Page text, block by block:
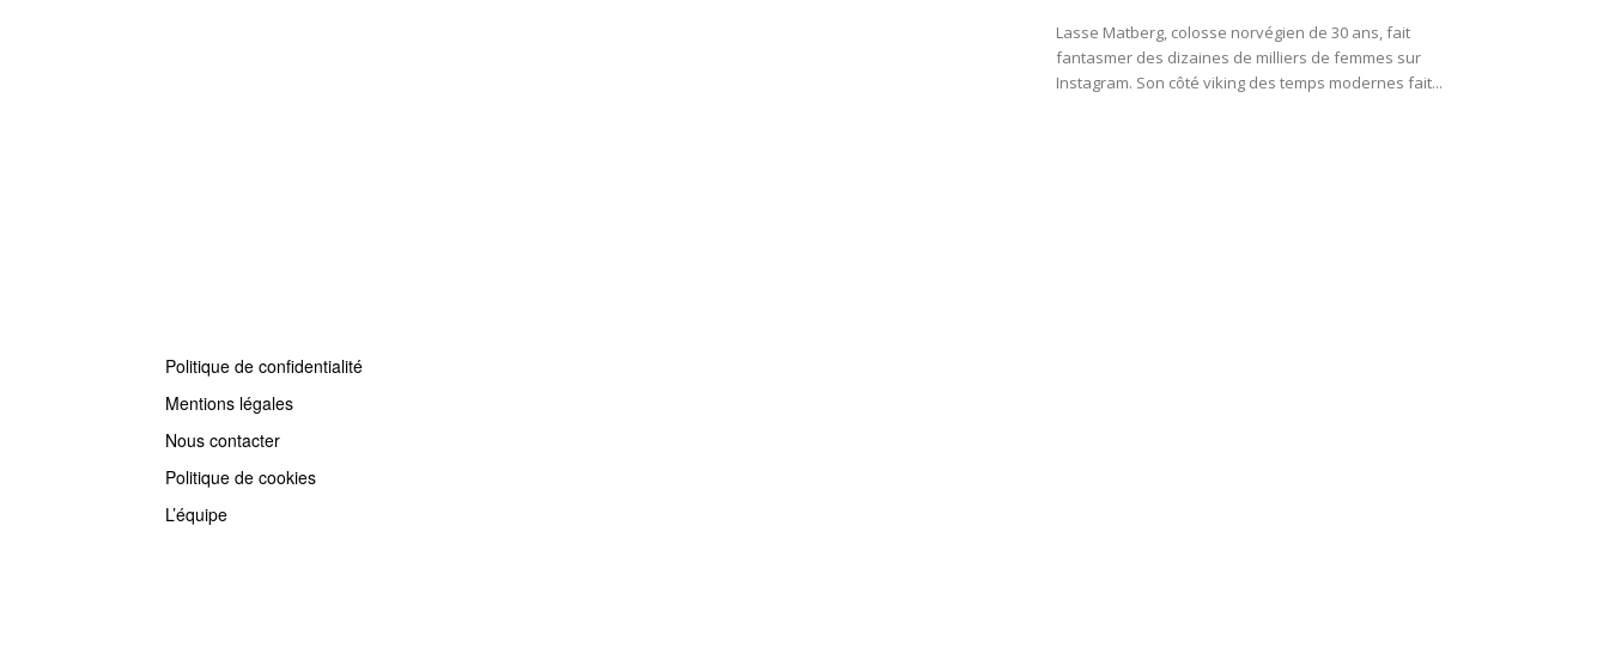
Lasse Matberg, colosse norvégien de 30 ans, fait
fantasmer des dizaines de milliers de femmes sur
Instagram. Son côté viking des temps modernes fait...
Politique de confidentialité
Mentions légales
Nous contacter
Politique de cookies
L’équipe